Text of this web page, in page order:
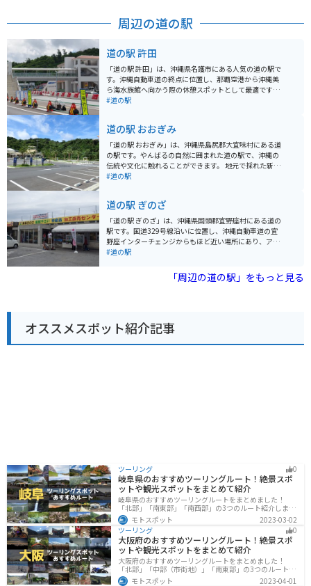
なされています。
周辺の道の駅
道の駅 許田
「道の駅 許田」は、沖縄県名護市にある人気の道の駅で
す。沖縄自動車道の終点に位置し、那覇空港から沖縄美
ら海水族館へ向かう際の休憩スポットとして最適です。
地元の新鮮な野菜や果物が豊富に揃う農産物直売所は、
沖縄そばやタコライスなどのご当地グルメが味わえる飲
食店もあります。 バイクで訪れる場合、道の駅には広い
駐車場が完備されているので安心です。ツーリングの休
憩場所としてはもちろん、沖縄本島北部を巡る際の拠点
としても便利です。 周辺には、パイナップルパークやナ
にもアクセスできます。
#道の駅
道の駅 おおぎみ
「道の駅 おおぎみ」は、沖縄県島尻郡大宜味村にある道
の駅です。やんばるの自然に囲まれた道の駅で、沖縄の
伝統や文化に触れることができます。 地元で採れた新鮮
な野菜や果物が販売されているほか、沖縄そばなどの軽
宜味村はシークヮーサーの産地としても有名で、道の駅
でもシークヮーサーを使ったジュースやお菓子などが販
売されています。 また、道の駅に隣接して、大宜味村立
の博物館「やんばる学びの森」があります。 【基本情
報】 住所：沖縄県島尻郡大宜味村字根路銘1620 電話番
元産の野菜や果物が購入できる * 沖縄そばなどの郷土料
の駅 おおぎみは、沖縄の自然や文化を満喫できるスポッ
トです。沖縄観光の際は、ぜひ訪れてみてください。
#道の駅
道の駅 ぎのざ
「道の駅 ぎのざ」は、沖縄県国頭郡宜野座村にある道の
駅です。国道329号線沿いに位置し、沖縄自動車道の宜
野座インターチェンジからもほど近い場所にあり、アク
セスも便利です。 施設内には、地元の新鮮な野菜や果物
す。レストランでは、沖縄そばなどの沖縄料理や、地元
の食材を使った料理を楽しむことができます。また、道
がら、地元の美味しいものを楽しんでみてはいかがでし
ょうか。バイクで訪れる場合、道の駅には広い駐車場が
完備されているので安心です。 宜野座村は、パイナップ
#道の駅
「周辺の道の駅」をもっと見る
オススメスポット紹介記事
ツーリング 0
岐阜県のおすすめツーリングルート！絶景スポ
ットや観光スポットをまとめて紹介
岐阜県のおすすめツーリングルートをまとめました！
「北部」「南東部」「南西部」の3つのルート紹介しま
す。自然豊かな山が充実しており、山を生かした施設や
グルメ、絶景スポットなど、自然を満喫するツーリング
ができます。バイクで岐阜県にツーリングに行く際は参
考にしてください。
モトスポット
2023-03-02
ツーリング
0
大阪府のおすすめツーリングルート！絶景スポ
ットや観光スポットをまとめて紹介
大阪府のおすすめツーリングルートをまとめました！
「北部」「中部（市街地）」「南東部」の3つのルート紹
介します。歴史と近代が融合した魅力的なエリアで様々
モトスポット
2023-04-01